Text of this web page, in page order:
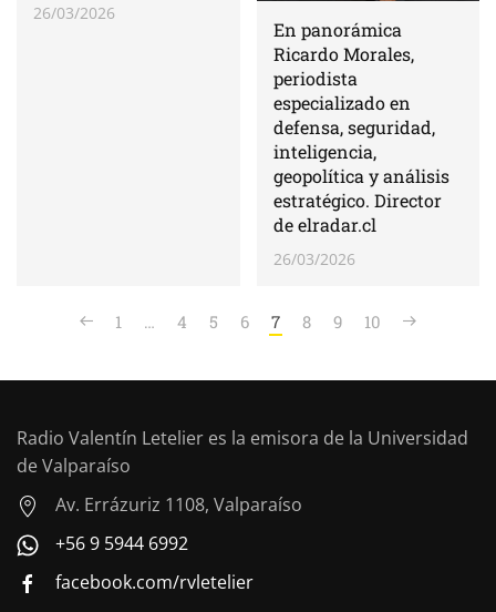
26/03/2026
En panorámica
Ricardo Morales,
periodista
especializado en
defensa, seguridad,
inteligencia,
geopolítica y análisis
estratégico. Director
de elradar.cl
26/03/2026
1 … 4 5 6 7 8 9 10
Radio Valentín Letelier es la emisora de la Universidad
de Valparaíso
Av. Errázuriz 1108, Valparaíso
+56 9 5944 6992
facebook.com/rvletelier